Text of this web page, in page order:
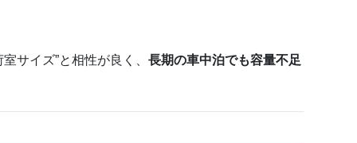
サイズ”と相性が良く、 長期の車中泊でも容量不足